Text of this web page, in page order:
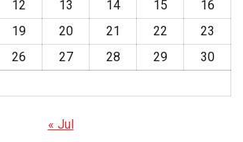
12 13 14 15
16
19 20 21 22
23
26 27 28 29
30
« Jul